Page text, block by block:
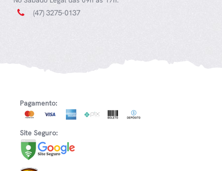
(47) 3275-0137
Pagamento:
Site Seguro: